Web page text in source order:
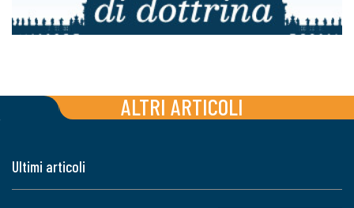
ALTRI ARTICOLI
Ultimi articoli